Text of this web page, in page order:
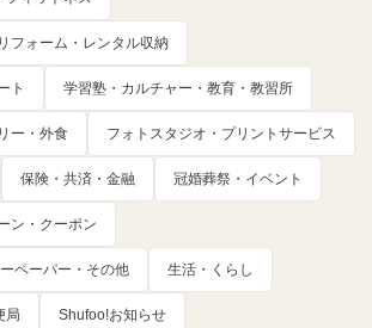
フォーム・レンタル収納
ト 学習塾・カルチャー・教育・教習所
ー・外食 フォトスタジオ・プリントサービス
保険・共済・金融 冠婚葬祭・イベント
ン・クーポン
ペーパー・その他 生活・くらし
局 Shufoo!お知らせ